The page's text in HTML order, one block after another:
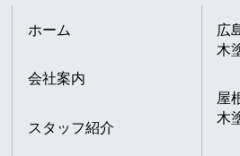
ホーム
会社案内
スタッフ紹介
広
木
屋
木